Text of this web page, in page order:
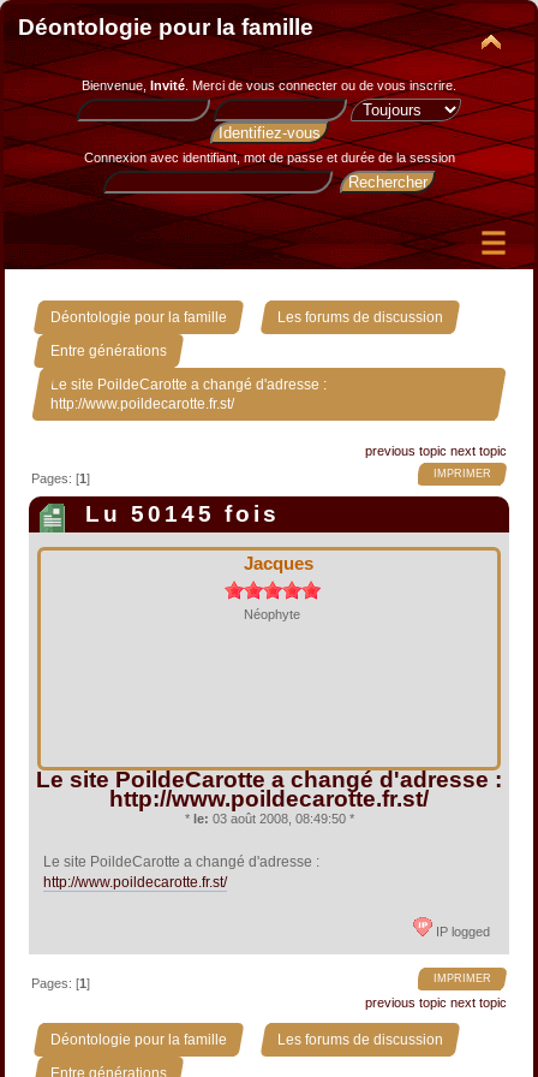
Déontologie pour la famille
Bienvenue, Invité. Merci devous connecter ou de vous inscrire.
Connexion avec identifiant, mot de passe et durée de la session
Déontologie pour la famille » Les forums de discussion »
Entre générations »
Le site PoildeCarotte a changé d'adresse :
http://www.poildecarotte.fr.st/
previous topic next topic
IMPRIMER
Pages: [1]
Lu 50145 fois
Jacques
Néophyte
Le site PoildeCarotte a changé d'adresse :
http://www.poildecarotte.fr.st/
* le: 03 août 2008, 08:49:50 *
Le site PoildeCarotte a changé d'adresse :
http://www.poildecarotte.fr.st/
IP logged
IMPRIMER
Pages: [1]
previous topic next topic
Déontologie pour la famille » Les forums de discussion »
Entre générations »